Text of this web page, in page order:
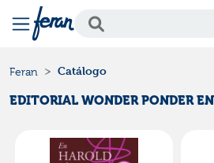
Feran Catálogo
EDITORIAL WONDER PONDER